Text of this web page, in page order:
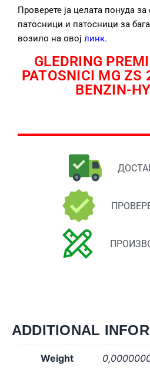
Проверете ја целата понуда
патосници и патосници за
возило на овој линк.
GLEDRING
PATOSNICI MG ZS
BENZIN-
ADDITIONAL
Weight